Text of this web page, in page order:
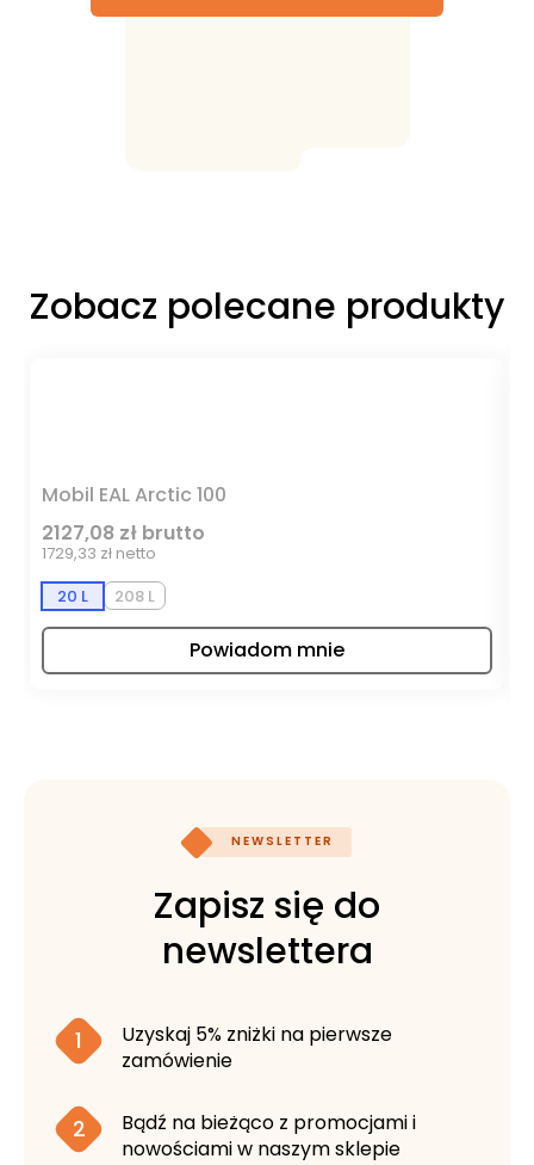
Zobacz polecane produkty
Mobil EAL Arctic 100
2127,08 zł brutto
1729,33 zł netto
20 L
208 L
Powiadom mnie
NEWSLETTER
Zapisz się do
newslettera
1
Uzyskaj 5% zniżki na pierwsze
zamówienie
2
Bądź na bieżąco z promocjami i
nowościami w naszym sklepie